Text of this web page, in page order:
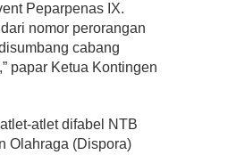
Peparpenas IX.
nomor perorangan
cabang
papar Ketua Kontingen
atlet difabel NTB
Olahraga (Dispora)